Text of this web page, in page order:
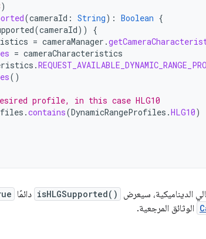
)
(cameraId : String): Boolean {
(cameraId))
{
= cameraManager .
= cameraCharacteristics
.
()
profile, in this case HLG10
.contains(DynamicRangeProfiles .HLG10)
الديناميكية، سيعرض isHLGSupported() دائمًا
الوثائق المرجعية.